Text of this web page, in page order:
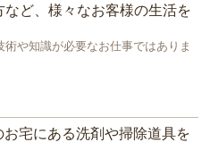
ど、様々なお客様の生活を
や知識が必要なお仕事ではありま
お宅にある洗剤や掃除道具を